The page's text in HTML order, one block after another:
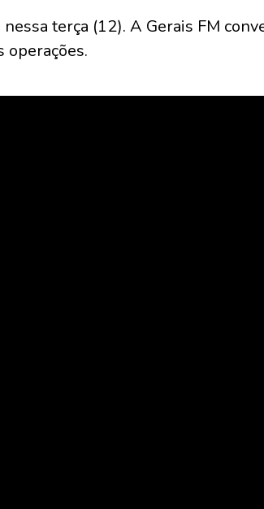
terça (12). A Gerais FM
operações.